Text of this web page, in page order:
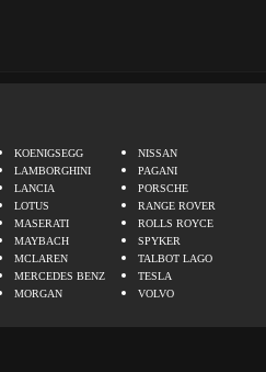
KOENIGSEGG
LAMBORGHINI
LANCIA
LOTUS
MASERATI
MAYBACH
MCLAREN
MERCEDES BENZ
MORGAN
NISSAN
PAGANI
PORSCHE
RANGE ROVER
ROLLS ROYCE
SPYKER
TALBOT LAGO
TESLA
VOLVO